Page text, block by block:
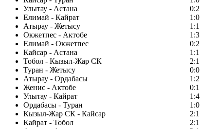
Улытау - Астана
0:2
Елимай - Кайрат
1:0
Атырау - Жетысу
1:1
Окжетпес - Актобе
1:3
Елимай - Окжетпес
0:2
Кайсар - Астана
1:1
Тобол - Кызыл-Жар СК
2:1
Туран - Жетысу
0:0
Атырау - Ордабасы
1:2
Женис - Актобе
0:1
Улытау - Кайрат
1:4
Ордабасы - Туран
1:0
Кызыл-Жар СК - Кайсар
2:1
Кайрат - Тобол
2:1